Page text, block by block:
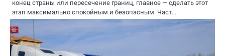
конец страны или пересечение границ, главное — сделать этот
этап максимально спокойным и безопасным. Част…